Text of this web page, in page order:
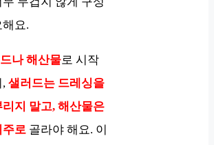
요.
나 해산물로 시작
샐러드는 드레싱을
지 말고, 해산물은
주로 골라야 해요. 이